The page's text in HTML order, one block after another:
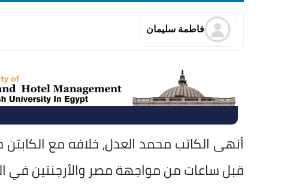
فاطمة سليمان
أنهى الكاتب محمد العدل، خلافه مع
قبل ساعات من مواجهة مصر والأرجنتين في الدور الـ16 من بطولة كأس